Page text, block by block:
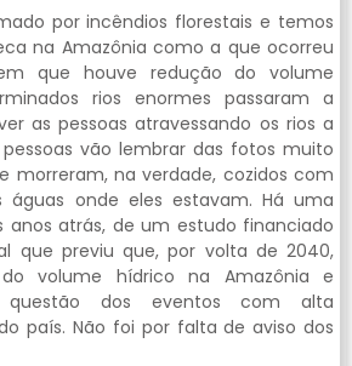
por incêndios florestais e temos
na Amazônia como a que ocorreu
que houve redução do volume
rios enormes passaram a
as pessoas atravessando os rios a
vão lembrar das fotos muito
morreram, na verdade, cozidos com
onde eles estavam. Há uma
anos atrás, de um estudo financiado
que previu que, por volta de 2040,
volume hídrico na Amazônia e
questão dos eventos com alta
país. Não foi por falta de aviso dos